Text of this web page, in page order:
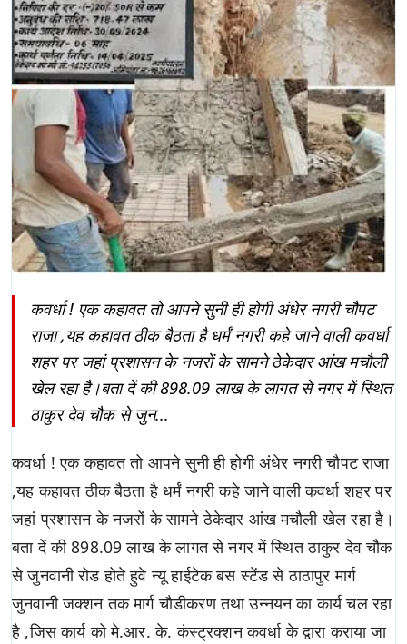
कवर्धा ! एक कहावत तो आपने सुनी ही होगी अंधेर नगरी चौपट
राजा ,यह कहावत ठीक बैठता है धर्मं नगरी कहे जाने वाली कवर्धा
शहर पर जहां प्रशासन के नजरों के सामने ठेकेदार आंख मचौली
खेल रहा है।बता दें की 898.09 लाख के लागत से नगर में स्थित
ठाकुर देव चौक से जुन...
कवर्धा ! एक कहावत तो आपने सुनी ही होगी अंधेर नगरी चौपट राजा
,यह कहावत ठीक बैठता है धर्मं नगरी कहे जाने वाली कवर्धा शहर पर
जहां प्रशासन के नजरों के सामने ठेकेदार आंख मचौली खेल रहा है।
बता दें की 898.09 लाख के लागत से नगर में स्थित ठाकुर देव चौक
से जुनवानी रोड होते हुवे न्यू हाईटेक बस स्टेंड से ठाठापुर मार्ग
जुनवानी जक्शन तक मार्ग चौडीकरण तथा उन्नयन का कार्य चल रहा
है ,जिस कार्य को मे.आर. के. कंस्ट्रक्शन कवर्धा के द्वारा कराया जा